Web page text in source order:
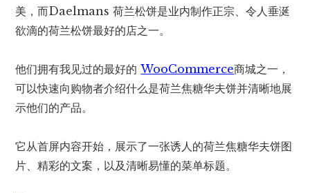
美，而Daelmans 荷兰松饼是业内制作正宗、令人垂涎
欲滴的荷兰松饼最好的店之一。
他们拥有我见过的最好的WooCommerce商城之一，
可以快速向购物者介绍什么是荷兰焦糖华夫饼并清晰地展
示他们的产品。
它从首屏内容开始，展示了一张诱人的荷兰焦糖华夫饼图
片、精彩的文案，以及清晰易懂的菜单标题。